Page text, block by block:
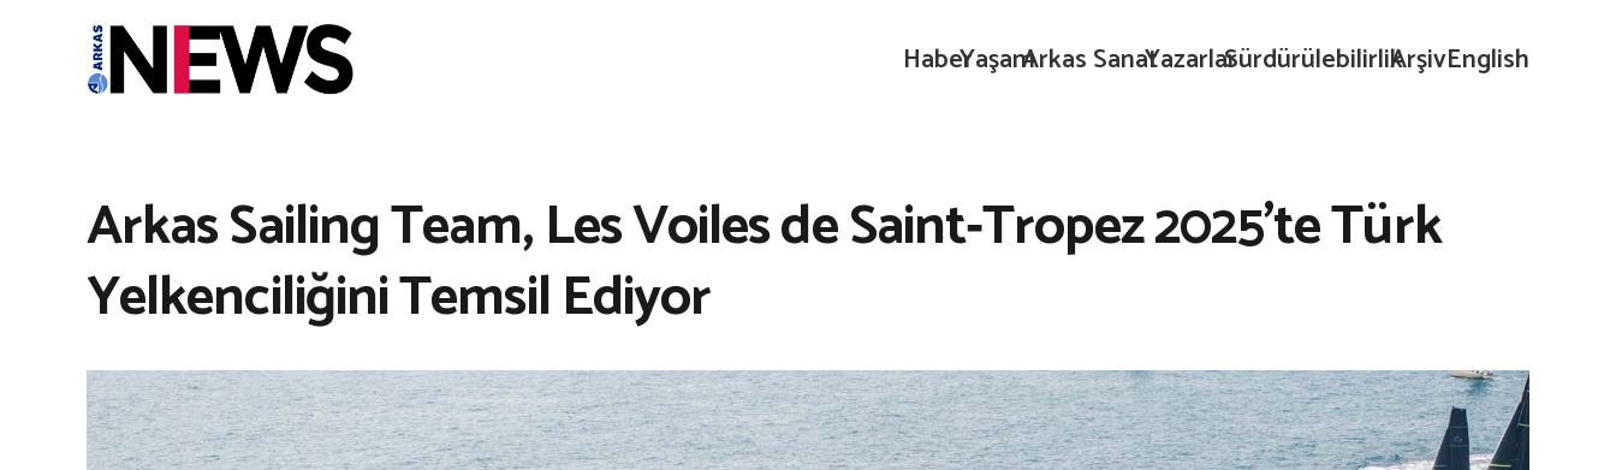
HaberYaşamArkas SanatYazarlarSürdürülebilirlikArşivEnglish
Arkas Sailing Team, Les Voiles de Saint‑Tropez 2025’te Türk
Yelkenciliğini Temsil Ediyor